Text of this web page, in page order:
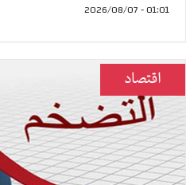
01:01 - 2026/08/07
اقتصاد